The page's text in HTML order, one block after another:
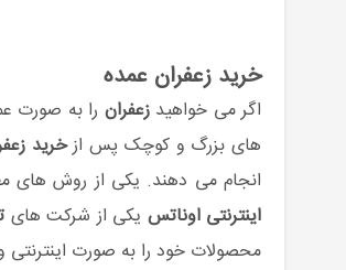
خرید زعفران عمده
اگر می خواهیدزعفران را به صورت
های بزرگ و کوچک پس ازخرید
انجام می دهند. یکی از روش های
اینترنتی اوناتس یکی از شرکت های
محصولات خود را به صورت اینترنتی